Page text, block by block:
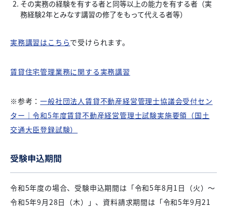
その実務の経験を有する者と同等以上の能力を有する者（実
務経験2年とみなす講習の修了をもって代える者等）
実務講習はこちらで受けられます。
賃貸住宅管理業務に関する実務講習
※参考：一般社団法人賃貸不動産経営管理士協議会受付セン
ター｜令和5年度賃貸不動産経営管理士試験実施要領（国土
交通大臣登録試験）
受験申込期間
令和5年度の場合、受験申込期間は「令和5年8月1日（火）〜
令和5年9月28日（木）」、資料請求期間は「令和5年9月21